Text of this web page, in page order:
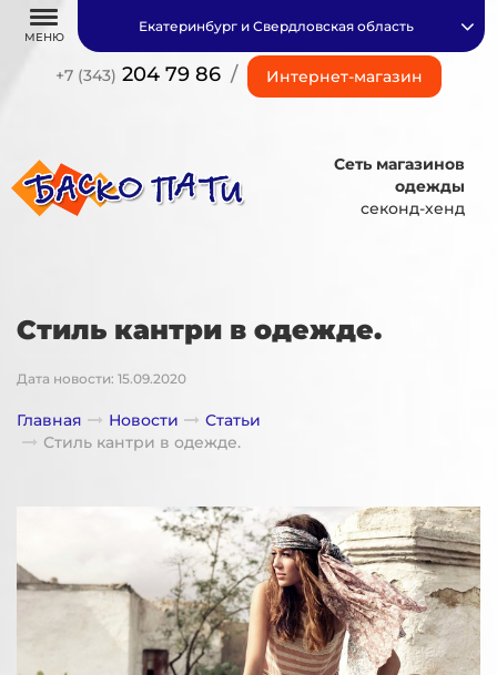
МЕНЮ
+7 (343) 204 79 86 / Интернет-магазин
Екатеринбург и Свердловская область
Сеть магазинов
одежды
секонд-хенд
Стиль кантри в одежде.
Дата новости: 15.09.2020
Главная Новости
Статьи
Стиль кантри в одежде.